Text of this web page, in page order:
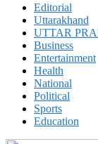
Editorial
Uttarakhand
UTTAR
Business
Entertainment
Health
National
Political
Sports
Education